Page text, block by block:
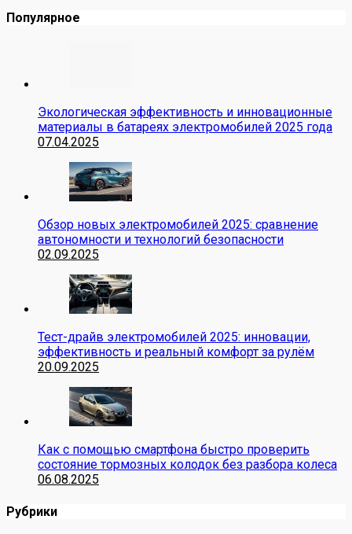
Популярное
Экологическая эффективность и инновационные
материалы в батареях электромобилей 2025 года
07.04.2025
Обзор новых электромобилей 2025: сравнение
автономности и технологий безопасности
02.09.2025
Тест-драйв электромобилей 2025: инновации,
эффективность и реальный комфорт за рулём
20.09.2025
Как с помощью смартфона быстро проверить
состояние тормозных колодок без разбора колеса
06.08.2025
Рубрики